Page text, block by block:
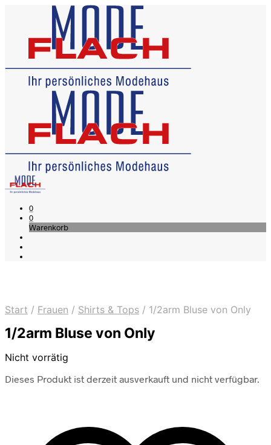
0
0
Warenkorb
Start / Frauen / Shirts & Tops / 1/2arm Bluse von Only
1/2arm Bluse von Only
Nicht vorrätig
Dieses Produkt ist derzeit ausverkauft und nicht verfügbar.